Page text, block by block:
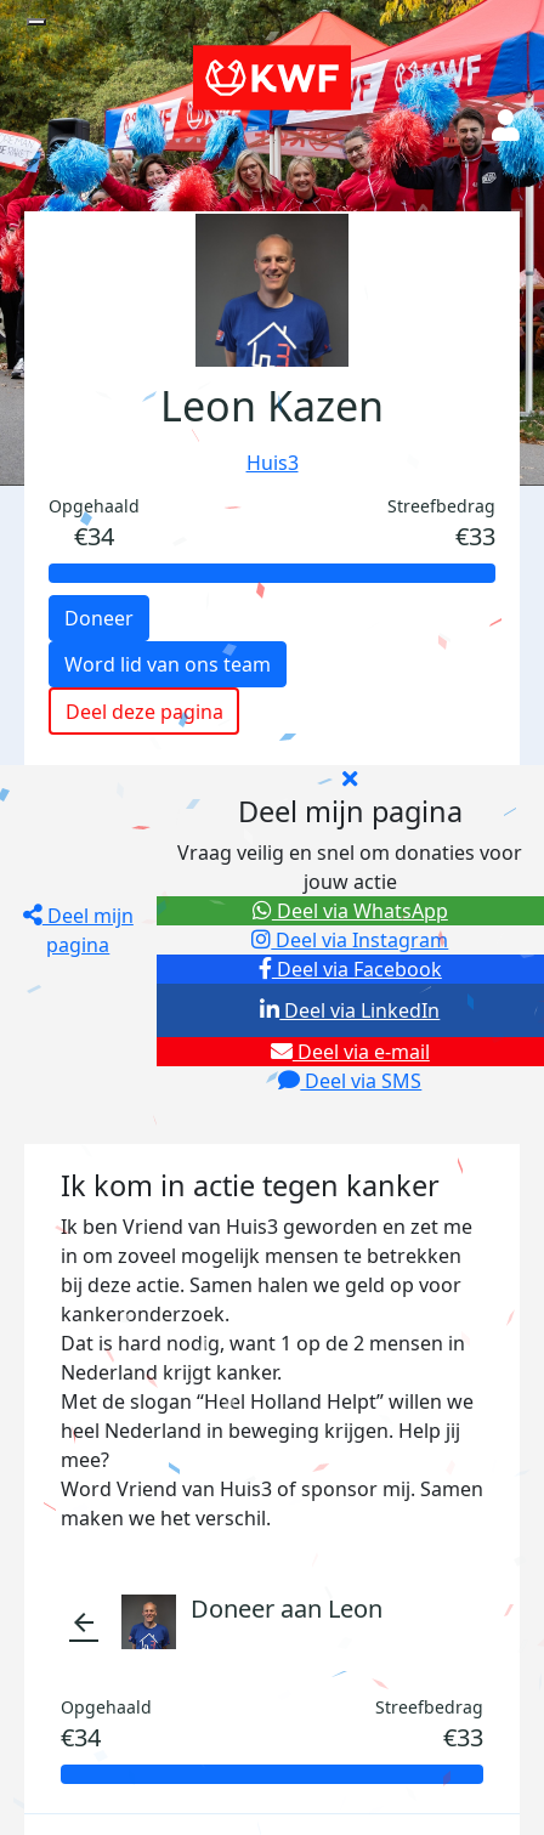
Leon Kazen
Huis3
Opgehaald
€34
Streefbedrag
€33
Doneer
Word lid van ons team
Deel deze pagina
Deel mijn
pagina
Deel mijn pagina
Vraag veilig en snel om donaties voor
jouw actie
Deel via Facebook
Deel via Instagram
Deel via e-mail
Deel via SMS
Deel via LinkedIn
Deel via WhatsApp
Ik kom in actie tegen kanker
Ik ben Vriend van Huis3 geworden en zet me
in om zoveel mogelijk mensen te betrekken
bij deze actie. Samen halen we geld op voor
kankeronderzoek.
Dat is hard nodig, want 1 op de 2 mensen in
Nederland krijgt kanker.
Met de slogan “Heel Holland Helpt” willen we
heel Nederland in beweging krijgen. Help jij
mee?
Word Vriend van Huis3 of sponsor mij. Samen
maken we het verschil.
arrow_back Doneer aan Leon
Opgehaald
€34
Streefbedrag
€33